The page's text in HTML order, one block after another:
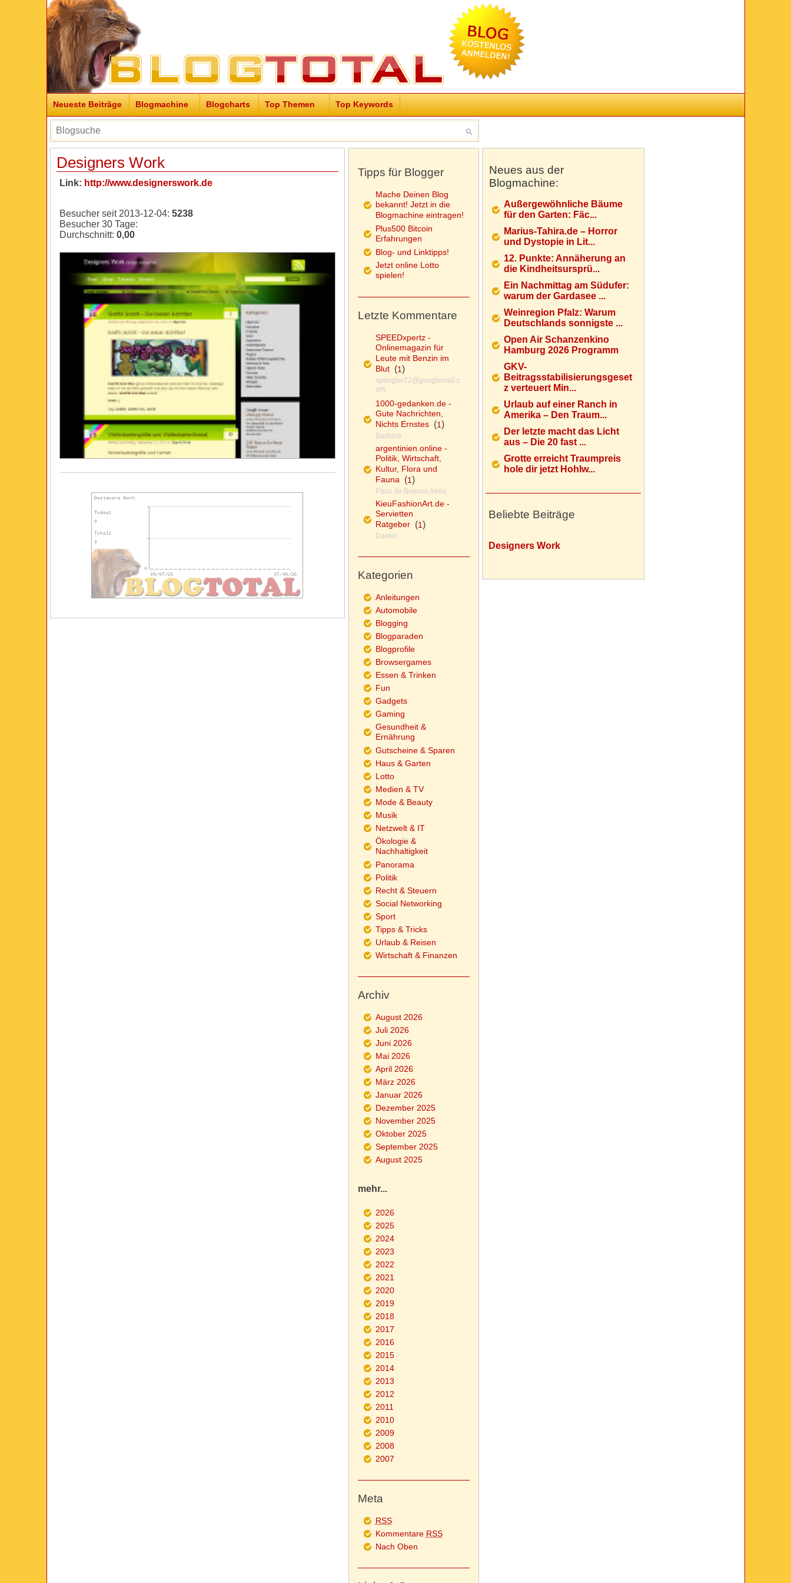
Neueste Beiträge Blogmachine Blogcharts Top Themen Top Keywords
Designers Work
Link: http://www.designerswork.de
Besucher seit 2013-12-04: 5238
Besucher 30 Tage:
Durchschnitt: 0,00
Neues aus der
Blogmachine:
Außergewöhnliche Bäume
für den Garten: Fäc...
Marius-Tahira.de – Horror
und Dystopie in Lit...
12. Punkte: Annäherung an
die Kindheitsursprü...
Ein Nachmittag am Südufer:
warum der Gardasee ...
Weinregion Pfalz: Warum
Deutschlands sonnigste ...
Open Air Schanzenkino
Hamburg 2026 Programm
GKV-
Beitragsstabilisierungsgeset
z verteuert Min...
Urlaub auf einer Ranch in
Amerika – Den Traum...
Der letzte macht das Licht
aus – Die 20 fast ...
Grotte erreicht Traumpreis
hole dir jetzt Hohlw...
Beliebte Beiträge
Designers Work
Tipps für Blogger
Mache Deinen Blog
bekannt! Jetzt in die
Blogmachine eintragen!
Plus500 Bitcoin
Erfahrungen
Blog- und Linktipps!
Jetzt online Lotto
spielen!
Letzte Kommentare
SPEEDxpertz -
Onlinemagazin für
Leute mit Benzin im
Blut(1)
spengler72@googlemail.c
om
1000-gedanken.de -
Gute Nachrichten,
Nichts Ernstes(1)
Barbara
argentinien.online -
Politik, Wirtschaft,
Kultur, Flora und
Fauna(1)
Paco de Buenos Aires
KieuFashionArt.de -
Servietten
Ratgeber(1)
Daniel
Kategorien
Anleitungen
Automobile
Blogging
Blogparaden
Blogprofile
Browsergames
Essen & Trinken
Fun
Gadgets
Gaming
Gesundheit &
Ernährung
Gutscheine & Sparen
Haus & Garten
Lotto
Medien & TV
Mode & Beauty
Musik
Netzwelt & IT
Ökologie &
Nachhaltigkeit
Panorama
Politik
Recht & Steuern
Social Networking
Sport
Tipps & Tricks
Urlaub & Reisen
Wirtschaft & Finanzen
Archiv
August 2026
Juli 2026
Juni 2026
Mai 2026
April 2026
März 2026
Januar 2026
Dezember 2025
November 2025
Oktober 2025
September 2025
August 2025
mehr...
2026
2025
2024
2023
2022
2021
2020
2019
2018
2017
2016
2015
2014
2013
2012
2011
2010
2009
2008
2007
Meta
RSS
Kommentare RSS
Nach Oben